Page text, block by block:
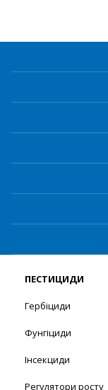
ПЕСТИЦИДИ
Гербіциди
Фунгіциди
Інсекциди
Регулятори росту